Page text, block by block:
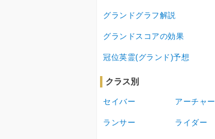
グランドグラフ解説
グランドスコアの効果
冠位英霊(グランド)予想
クラス別
セイバー アーチャー
ランサー ライダー